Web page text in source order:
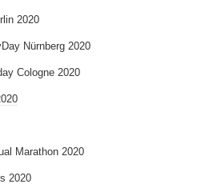
2020
Nürnberg 2020
Cologne 2020
Marathon 2020
2020